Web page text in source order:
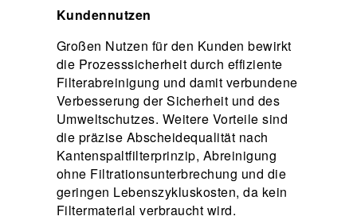
Kundennutzen
Großen Nutzen für den Kunden bewirkt
die Prozesssicherheit durch effiziente
Filterabreinigung und damit verbundene
Verbesserung der Sicherheit und des
Umweltschutzes. Weitere Vorteile sind
die präzise Abscheidequalität nach
Kantenspaltfilterprinzip, Abreinigung
ohne Filtrationsunterbrechung und die
geringen Lebenszykluskosten, da kein
Filtermaterial verbraucht wird.